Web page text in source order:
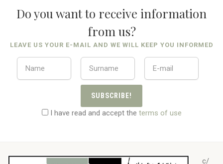
Do you want to receive information
from us?
LEAVE US YOUR E-MAIL AND WE WILL KEEP YOU INFORMED
SUBSCRIBE!
I have read and accept the terms of use
c/